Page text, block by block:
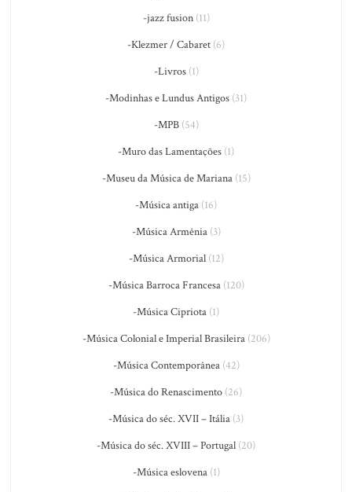
-jazz fusion(11)
-Klezmer / Cabaret (6)
-Livros(1)
-Modinhas e Lundus Antigos (31)
-MPB(54)
-Muro das Lamentações (1)
-Museu da Música de Mariana(15)
-Música antiga (16)
-Música Armênia(3)
-Música Armorial(12)
-Música Barroca Francesa(120)
-Música Cipriota (1)
-Música Colonial e Imperial Brasileira(206)
-Música Contemporânea(42)
-Música do Renascimento (26)
-Música do séc. XVII – Itália (3)
-Música do séc. XVIII – Portugal (20)
-Música eslovena(1)